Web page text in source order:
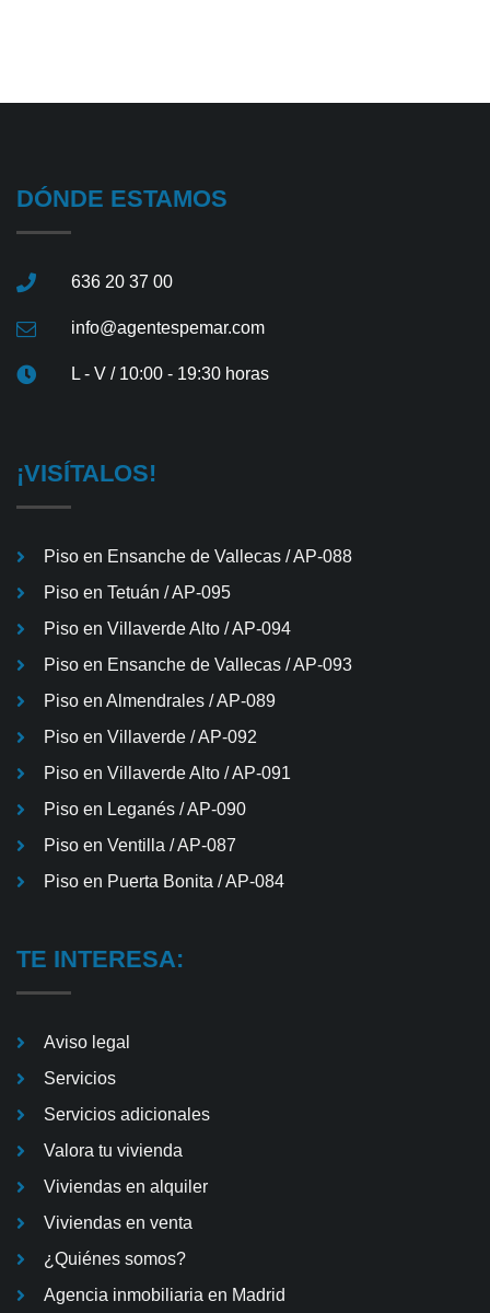
DÓNDE ESTAMOS
636 20 37 00
info@agentespemar.com
L - V / 10:00 - 19:30 horas
¡VISÍTALOS!
Piso en Ensanche de Vallecas / AP-088
Piso en Tetuán / AP-095
Piso en Villaverde Alto / AP-094
Piso en Ensanche de Vallecas / AP-093
Piso en Almendrales / AP-089
Piso en Villaverde / AP-092
Piso en Villaverde Alto / AP-091
Piso en Leganés / AP-090
Piso en Ventilla / AP-087
Piso en Puerta Bonita / AP-084
TE INTERESA:
Aviso legal
Servicios
Servicios adicionales
Valora tu vivienda
Viviendas en alquiler
Viviendas en venta
¿Quiénes somos?
Agencia inmobiliaria en Madrid